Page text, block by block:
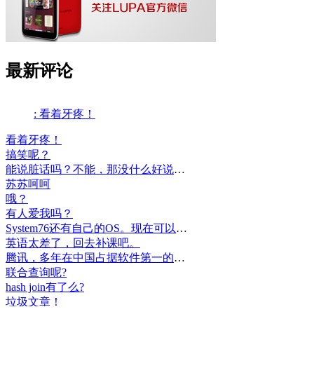
最新评论
: 看着牙疼！
看着牙疼！
搞笑呢？
能说脏话吗？不能，那没什么好说的了！
苏苏呵呵
哦？
有人爱我吗？
System76还有自己的OS。现在可以递送到很多地区了。
英语太差了，回去补课吧。
腾讯，多年在中国占据软件第一的位置，可惜，除了QQ、微信外，什么都没有做出来。
联合查询呢?
hash join有了么?
垃圾文章！